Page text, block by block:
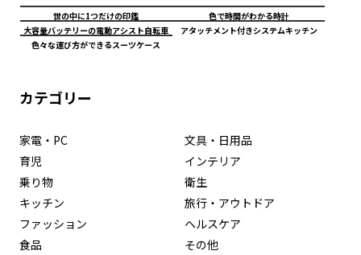
世の中に1つだけの印鑑
色で時間がわかる時計
大容量バッテリーの電動アシスト自転車
アタッチメント付きシステムキッチン
色々な運び方ができるスーツケース
カテゴリー
家電・PC
文具・日用品
育児
インテリア
乗り物
衛生
キッチン
旅行・アウトドア
ファッション
ヘルスケア
食品
その他